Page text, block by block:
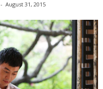
- August 31, 2015